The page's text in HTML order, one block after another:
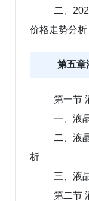
二、
价格走势分析
第五章
第一节
一、液
二、液
析
三、液
第二节